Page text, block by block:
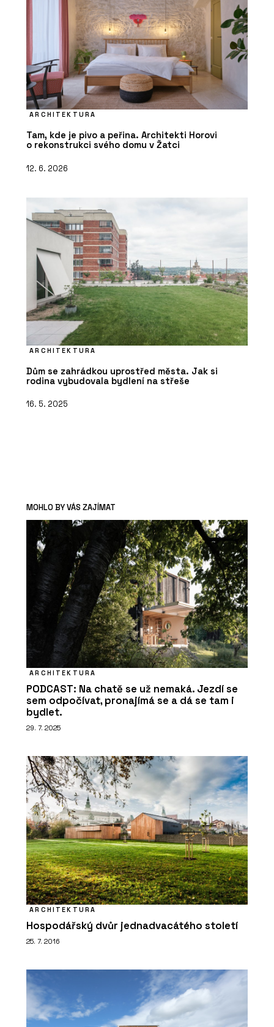
ARCHITEKTURA
Tam, kde je pivo a peřina. Architekti Horovi
o rekonstrukci svého domu v Žatci
12. 6. 2026
ARCHITEKTURA
Dům se zahrádkou uprostřed města. Jak si
rodina vybudovala bydlení na střeše
16. 5. 2025
MOHLO BY VÁS ZAJÍMAT
ARCHITEKTURA
PODCAST: Na chatě se už nemaká. Jezdí se
sem odpočívat, pronajímá se a dá se tam i
bydlet.
29. 7. 2025
ARCHITEKTURA
Hospodářský dvůr jednadvacátého století
25. 7. 2016